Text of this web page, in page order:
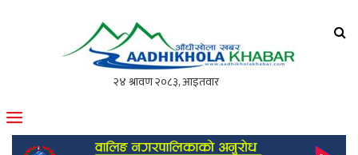
मोफसलकै लोकप्रिय अनलाइन पत्रिका